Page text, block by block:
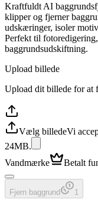
Kraftfuldt AI
klipper og fjerner
udskæringer, isoler
Perfekt til
baggrundsudskiftning.
Upload billede
Upload dit billede for at
Vælg billedeVi
24MB.
Vandmærke
Betalt
Fjern baggrund 1